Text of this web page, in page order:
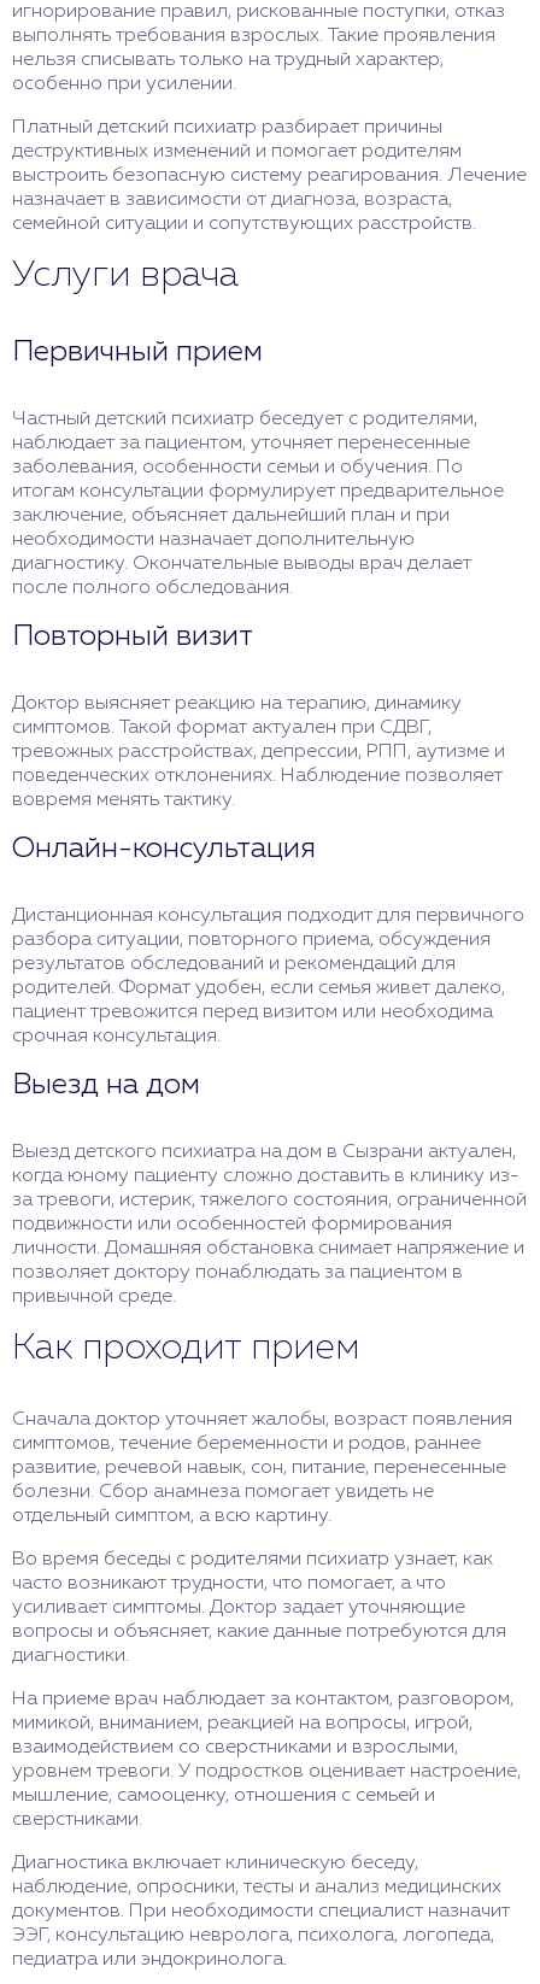
игнорирование правил, рискованные поступки, отказ
выполнять требования взрослых. Такие проявления
нельзя списывать только на трудный характер,
особенно при усилении.
Платный детский психиатр разбирает причины
деструктивных изменений и помогает родителям
выстроить безопасную систему реагирования. Лечение
назначает в зависимости от диагноза, возраста,
семейной ситуации и сопутствующих расстройств.
Услуги врача
Первичный прием
Частный детский психиатр беседует с родителями,
наблюдает за пациентом, уточняет перенесенные
заболевания, особенности семьи и обучения. По
итогам консультации формулирует предварительное
заключение, объясняет дальнейший план и при
необходимости назначает дополнительную
диагностику. Окончательные выводы врач делает
после полного обследования.
Повторный визит
Доктор выясняет реакцию на терапию, динамику
симптомов. Такой формат актуален при СДВГ,
тревожных расстройствах, депрессии, РПП, аутизме и
поведенческих отклонениях. Наблюдение позволяет
вовремя менять тактику.
Онлайн-консультация
Дистанционная консультация подходит для первичного
разбора ситуации, повторного приема, обсуждения
результатов обследований и рекомендаций для
родителей. Формат удобен, если семья живет далеко,
пациент тревожится перед визитом или необходима
срочная консультация.
Выезд на дом
Выезд детского психиатра на дом в Сызрани актуален,
когда юному пациенту сложно доставить в клинику из-
за тревоги, истерик, тяжелого состояния, ограниченной
подвижности или особенностей формирования
личности. Домашняя обстановка снимает напряжение и
позволяет доктору понаблюдать за пациентом в
привычной среде.
Как проходит прием
Сначала доктор уточняет жалобы, возраст появления
симптомов, течение беременности и родов, раннее
развитие, речевой навык, сон, питание, перенесенные
болезни. Сбор анамнеза помогает увидеть не
отдельный симптом, а всю картину.
Во время беседы с родителями психиатр узнает, как
часто возникают трудности, что помогает, а что
усиливает симптомы. Доктор задает уточняющие
вопросы и объясняет, какие данные потребуются для
диагностики.
На приеме врач наблюдает за контактом, разговором,
мимикой, вниманием, реакцией на вопросы, игрой,
взаимодействием со сверстниками и взрослыми,
уровнем тревоги. У подростков оценивает настроение,
мышление, самооценку, отношения с семьей и
сверстниками.
Диагностика включает клиническую беседу,
наблюдение, опросники, тесты и анализ медицинских
документов. При необходимости специалист назначит
ЭЭГ, консультацию невролога, психолога, логопеда,
педиатра или эндокринолога.